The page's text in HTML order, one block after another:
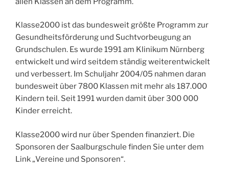
Klasse2000 ist das bundesweit größte Programm zur
Gesundheitsförderung und Suchtvorbeugung an
Grundschulen. Es wurde 1991 am Klinikum Nürnberg
entwickelt und wird seitdem ständig weiterentwickelt
und verbessert. Im Schuljahr 2004/05 nahmen daran
bundesweit über 7800 Klassen mit mehr als 187.000
Kindern teil. Seit 1991 wurden damit über 300 000
Kinder erreicht.
Klasse2000 wird nur über Spenden finanziert. Die
Sponsoren der Saalburgschule finden Sie unter dem
Link „Vereine und Sponsoren“.